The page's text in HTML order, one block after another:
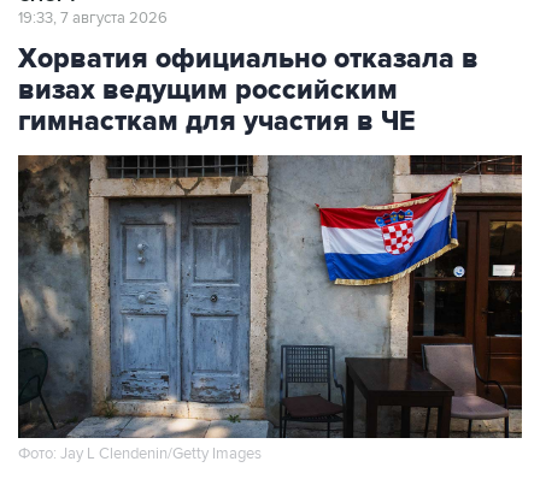
19:33, 7 августа 2026
Хорватия официально отказала в
визах ведущим российским
гимнасткам для участия в ЧЕ
Фото: Jay L Clendenin/Getty Images